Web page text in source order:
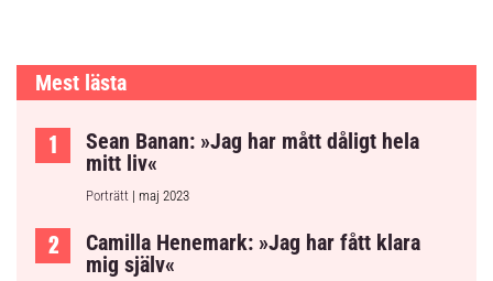
Mest lästa
Sean Banan: »Jag har mått dåligt hela
mitt liv«
Porträtt | maj 2023
Camilla Henemark: »Jag har fått klara
mig själv«